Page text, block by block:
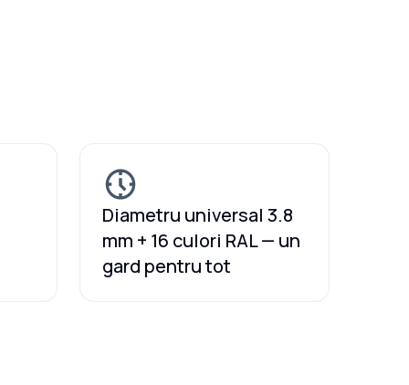
Diametru universal 3.8
mm + 16 culori RAL — un
gard pentru tot